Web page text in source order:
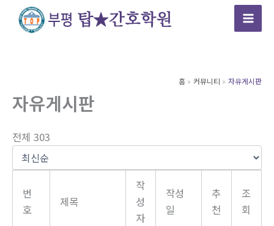
홈 커뮤니티 자유게시판
자유게시판
전체 303
번
호
제목
작
성
자
작성
일
추
천
조
회